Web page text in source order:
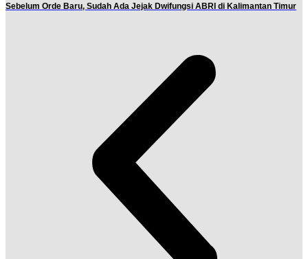
Sebelum Orde Baru, Sudah Ada Jejak Dwifungsi ABRI di Kalimantan Timur